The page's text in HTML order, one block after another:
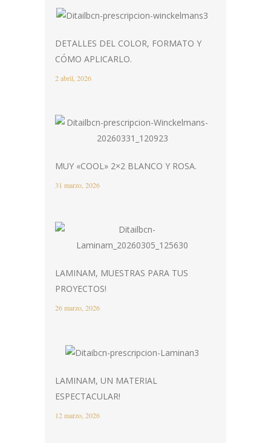
DETALLES DEL COLOR, FORMATO Y
CÓMO APLICARLO.
2 abril, 2026
MUY «COOL» 2×2 BLANCO Y ROSA.
31 marzo, 2026
LAMINAM, MUESTRAS PARA TUS
PROYECTOS!
26 marzo, 2026
LAMINAM, UN MATERIAL
ESPECTACULAR!
12 marzo, 2026